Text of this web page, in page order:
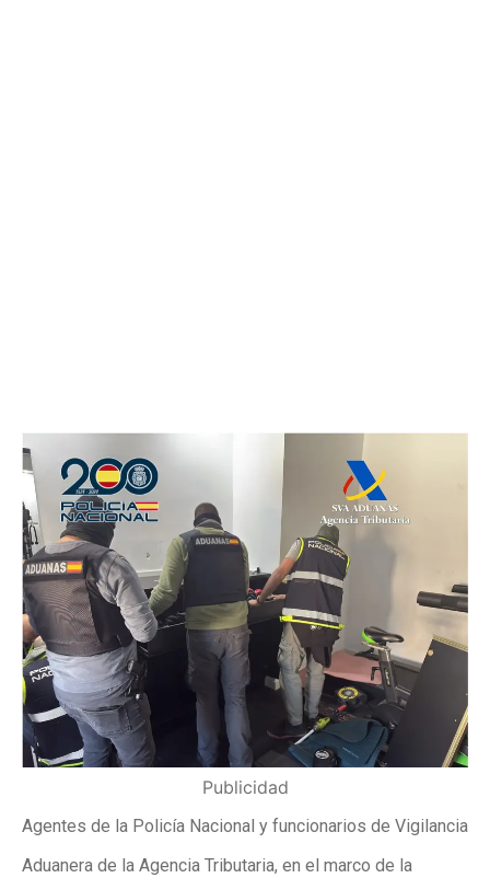
Publicidad
Agentes de la Policía Nacional y funcionarios de Vigilancia
Aduanera de la Agencia Tributaria, en el marco de la